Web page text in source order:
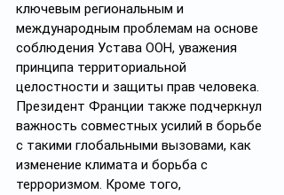
ключевым региональным и
международным проблемам на основе
соблюдения Устава ООН, уважения
принципа территориальной
целостности и защиты прав человека.
Президент Франции также подчеркнул
важность совместных усилий в борьбе
с такими глобальными вызовами, как
изменение климата и борьба с
терроризмом. Кроме того,